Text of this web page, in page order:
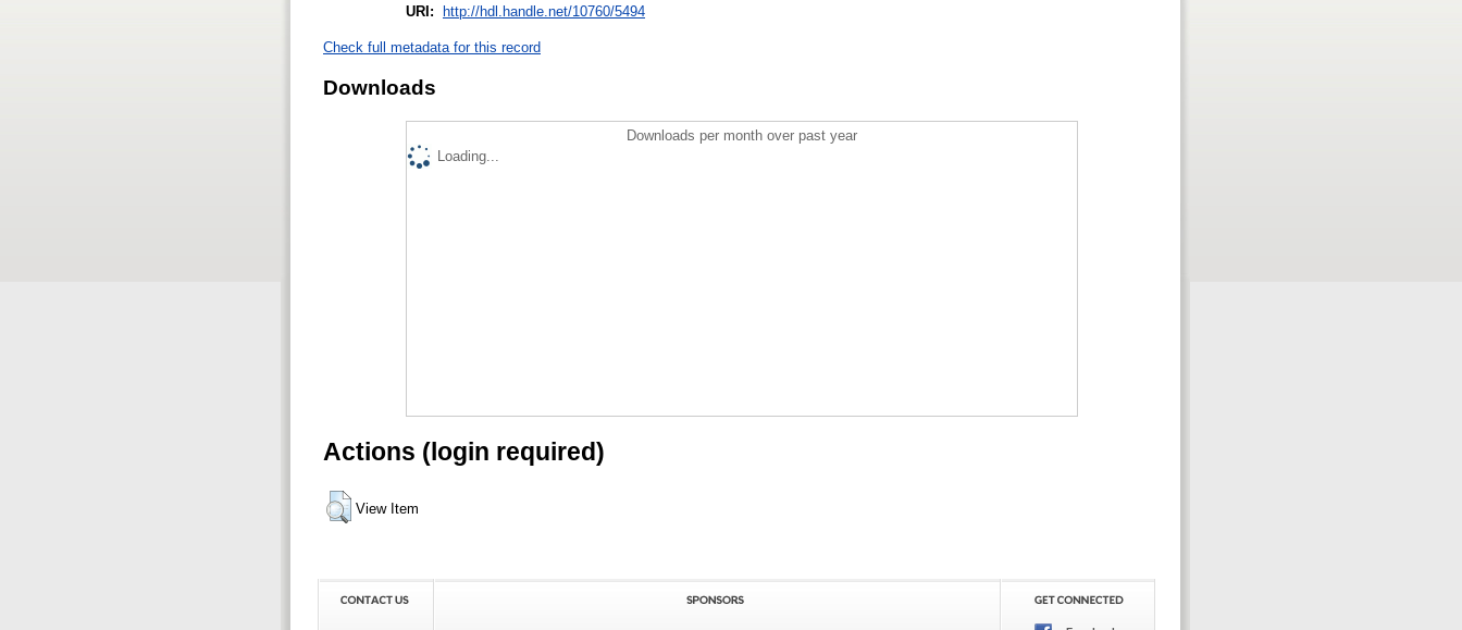
URI:
http://hdl.handle.net/10760/5494
Check full metadata for this record
Downloads
Downloads per month over past year
Loading...
Actions (login required)
View Item